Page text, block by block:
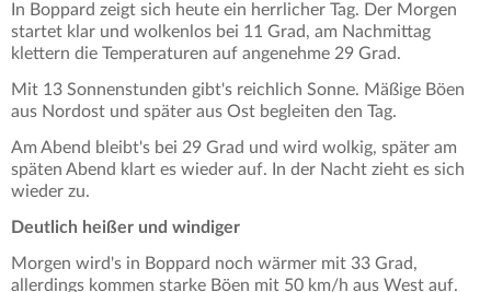
In Boppard zeigt sich heute ein herrlicher Tag. Der Morgen
startet klar und wolkenlos bei 11 Grad, am Nachmittag
klettern die Temperaturen auf angenehme 29 Grad.
Mit 13 Sonnenstunden gibt's reichlich Sonne. Mäßige Böen
aus Nordost und später aus Ost begleiten den Tag.
Am Abend bleibt's bei 29 Grad und wird wolkig, später am
späten Abend klart es wieder auf. In der Nacht zieht es sich
wieder zu.
Deutlich heißer und windiger
Morgen wird's in Boppard noch wärmer mit 33 Grad,
allerdings kommen starke Böen mit 50 km/h aus West auf.